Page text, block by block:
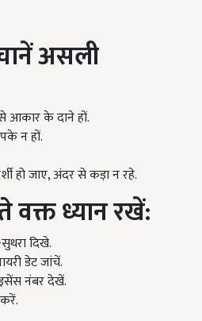
असली
के दाने हों.
न हों.
हो जाए, अंदर से कड़ा न रहे.
वक्त ध्यान रखें:
दिखे.
डेट जांचें.
नंबर देखें.